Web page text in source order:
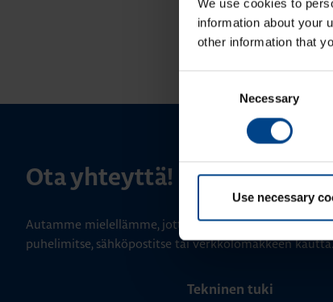
We use cookies to
information about your
other information that
Necessary
Use necessary
Ota yhteyttä!
Autamme mielellämme, jotta löydämme sinulle
puhelimitse, sähköpostitse tai verkkolomakkeen kautta.
Tekninen tuki